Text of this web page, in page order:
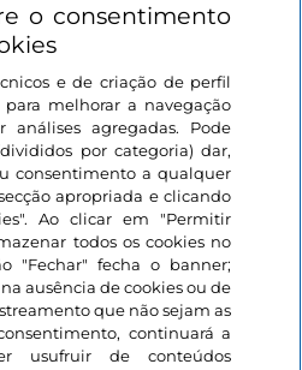
o consentimento
e de criação de perfil
melhorar a navegação
agregadas. Pode
por categoria) dar,
consentimento a qualquer
apropriada e clicando
Ao clicar em "Permitir
todos os cookies no
"Fechar" fecha o banner;
ausência de cookies ou de
que não sejam as
continuará a
usufruir de conteúdos